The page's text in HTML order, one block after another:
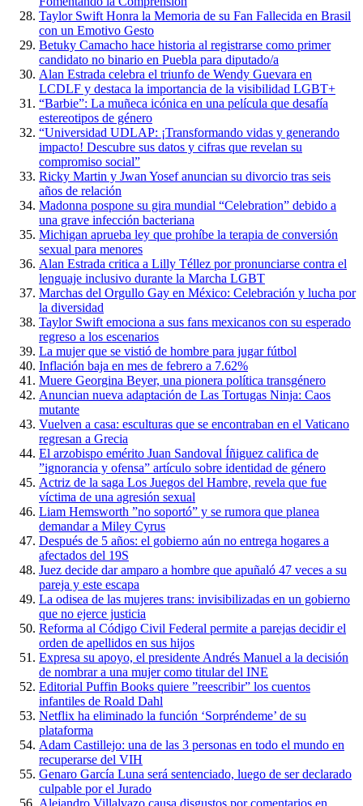
Taylor Swift Honra la Memoria de su Fan Fallecida en Brasil
con un Emotivo Gesto
Betuky Camacho hace historia al registrarse como primer
candidato no binario en Puebla para diputado/a
Alan Estrada celebra el triunfo de Wendy Guevara en
LCDLF y destaca la importancia de la visibilidad LGBT+
“Barbie”: La muñeca icónica en una película que desafía
estereotipos de género
“Universidad UDLAP: ¡Transformando vidas y generando
impacto! Descubre sus datos y cifras que revelan su
compromiso social”
Ricky Martin y Jwan Yosef anuncian su divorcio tras seis
años de relación
Madonna pospone su gira mundial “Celebration” debido a
una grave infección bacteriana
Michigan aprueba ley que prohíbe la terapia de conversión
sexual para menores
Alan Estrada critica a Lilly Téllez por pronunciarse contra el
lenguaje inclusivo durante la Marcha LGBT
Marchas del Orgullo Gay en México: Celebración y lucha por
la diversidad
Taylor Swift emociona a sus fans mexicanos con su esperado
regreso a los escenarios
La mujer que se vistió de hombre para jugar fútbol
Inflación baja en mes de febrero a 7.62%
Muere Georgina Beyer, una pionera política transgénero
Anuncian nueva adaptación de Las Tortugas Ninja: Caos
mutante
Vuelven a casa: esculturas que se encontraban en el Vaticano
regresan a Grecia
El arzobispo emérito Juan Sandoval Íñiguez califica de
”ignorancia y ofensa” artículo sobre identidad de género
Actriz de la saga Los Juegos del Hambre, revela que fue
víctima de una agresión sexual
Liam Hemsworth ”no soportó” y se rumora que planea
demandar a Miley Cyrus
Después de 5 años: el gobierno aún no entrega hogares a
afectados del 19S
Juez decide dar amparo a hombre que apuñaló 47 veces a su
pareja y este escapa
La odisea de las mujeres trans: invisibilizadas en un gobierno
que no ejerce justicia
Reforma al Código Civil Federal permite a parejas decidir el
orden de apellidos en sus hijos
Expresa su apoyo, el presidente Andrés Manuel a la decisión
de nombrar a una mujer como titular del INE
Editorial Puffin Books quiere ”reescribir” los cuentos
infantiles de Roald Dahl
Netflix ha eliminado la función ‘Sorpréndeme’ de su
plataforma
Adam Castillejo: una de las 3 personas en todo el mundo en
recuperarse del VIH
Genaro García Luna será sentenciado, luego de ser declarado
culpable por el Jurado
Alejandro Villalvazo causa disgustos por comentarios en